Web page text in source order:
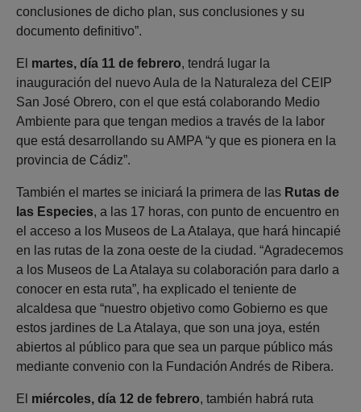
conclusiones de dicho plan, sus conclusiones y su
documento definitivo”.
El martes, día 11 de febrero, tendrá lugar la
inauguración del nuevo Aula de la Naturaleza del CEIP
San José Obrero, con el que está colaborando Medio
Ambiente para que tengan medios a través de la labor
que está desarrollando su AMPA “y que es pionera en la
provincia de Cádiz”.
También el martes se iniciará la primera de las Rutas de
las Especies, a las 17 horas, con punto de encuentro en
el acceso a los Museos de La Atalaya, que hará hincapié
en las rutas de la zona oeste de la ciudad. “Agradecemos
a los Museos de La Atalaya su colaboración para darlo a
conocer en esta ruta”, ha explicado el teniente de
alcaldesa que “nuestro objetivo como Gobierno es que
estos jardines de La Atalaya, que son una joya, estén
abiertos al público para que sea un parque público más
mediante convenio con la Fundación Andrés de Ribera.
El miércoles, día 12 de febrero, también habrá ruta